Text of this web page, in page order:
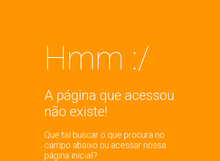
Hmm :/
A página que acessou
não existe!
Que tal buscar o que procura no
campo abaixo ou acessar nossa
página inicial?